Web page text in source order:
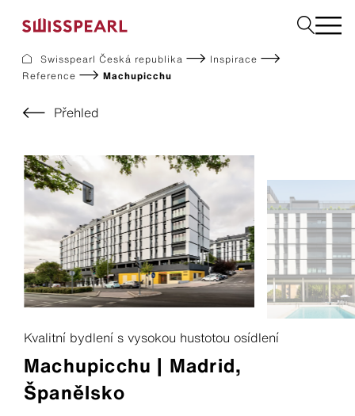
Společnost
Služby
Inspirace
Ke stažení
Swisspearl a udržitelnost
Kariéra
Fasády
Konstrukční desky
Swisspearl Česká republika
Inspirace
Reference
Machupicchu
Přehled
Kvalitní bydlení s vysokou hustotou osídlení
Machupicchu | Madrid,
Španělsko